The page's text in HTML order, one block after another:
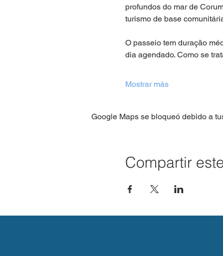
profundos do mar de
turismo de base
O passeio tem duração
dia agendado. Como se
Mostrar más
Google Maps se bloqueó debido a
Compartir